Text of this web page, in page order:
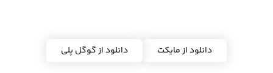
دانلود از مایکت دانلود از گوگل پلی